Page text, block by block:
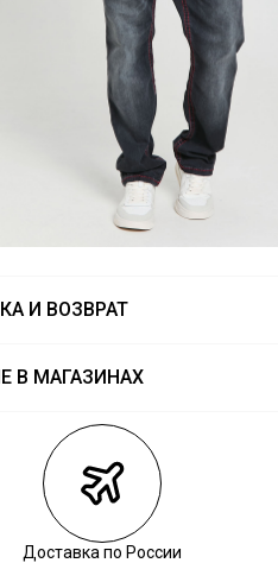
И ВОЗВРАТ
доставка СДЭК
из пункта выдачи СДЭК
из наших магазинов
В МАГАЗИНАХ
Доставка по России